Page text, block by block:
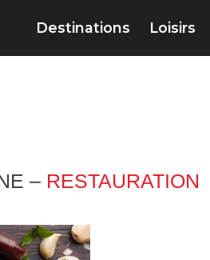
Destinations Loisirs
– RESTAURATION